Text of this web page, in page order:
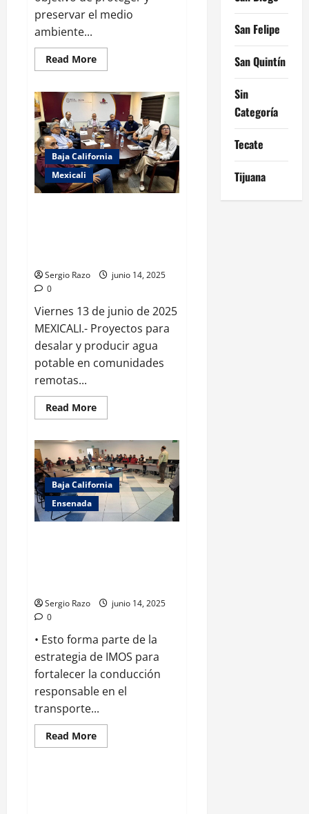
preservar el medio
ambiente...
Read MoreRead
more
MEDIO
AMBIENTE
VINÍCOLA
POR
INCUMPLIR
CON
NORMATIVIDAD
AMBIENTAL
Baja California
Mexicali
Sergio Razo
junio 14, 2025
0
Viernes 13 de junio de 2025
MEXICALI.- Proyectos para
desalar y producir agua
potable en comunidades
remotas...
Read MoreRead
more
SECRETARÍA
DEL
AGUA
PROYECTOS
PARA
COMUNIDADES
REMOTAS
EN
BAJA
Baja California
Ensenada
Sergio Razo
junio 14, 2025
0
• Esto forma parte de la
estrategia de IMOS para
fortalecer la conducción
responsable en el
transporte...
Read MoreRead
more
Baja California
San Felipe
San Quintín
Sin
Categoría
Tecate
Tijuana